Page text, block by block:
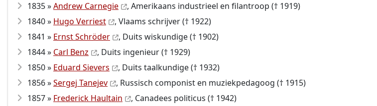
1835 »Andrew Carnegie
, Amerikaans industrieel en filantroop († 1919)
1840 » Hugo Verriest
, Vlaams schrijver († 1922)
1841 » Ernst Schröder
, Duits wiskundige († 1902)
1844 » Carl Benz
, Duits ingenieur († 1929)
1850 » Eduard Sievers
, Duits taalkundige († 1932)
1856 »Sergej Tanejev
, Russisch componist en muziekpedagoog († 1915)
1857 » Frederick Haultain
, Canadees politicus († 1942)